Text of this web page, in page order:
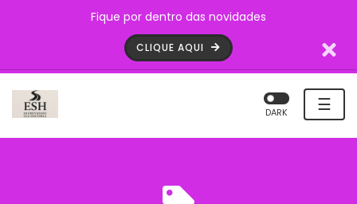
Fique por dentro das novidades
CLIQUE AQUI
☰
DARK